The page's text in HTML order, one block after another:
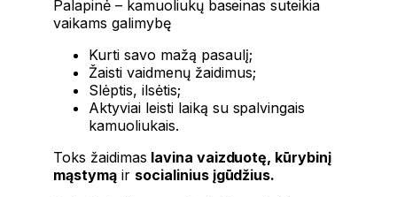
Palapinė – kamuoliukų baseinas suteikia
vaikams galimybę
Kurti savo mažą pasaulį;
Žaisti vaidmenų žaidimus;
Slėptis, ilsėtis;
Aktyviai leisti laiką su spalvingais
kamuoliukais.
Toks žaidimas lavina vaizduotę, kūrybinį
mąstymąir socialinius įgūdžius.